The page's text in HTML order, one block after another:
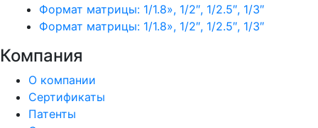
Формат матрицы: 1/1.8», 1/2″, 1/2.5″, 1/3″
Формат матрицы: 1/1.8», 1/2″, 1/2.5″, 1/3″
Компания
О компании
Сертификаты
Патенты